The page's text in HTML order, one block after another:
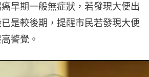
早期一般無症狀，若發現大便出
是較後期，提醒市民若發現大便
警覺。